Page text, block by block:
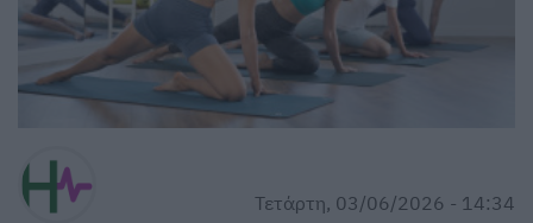
Τετάρτη, 03/06/2026 - 14:34